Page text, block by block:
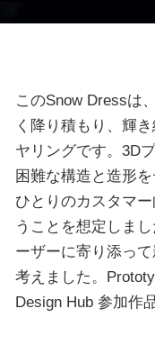
このSnow Dressは
く降り積もり、輝
ヤリングです。3D
困難な構造と造形
ひとりのカスタマ
うことを想定しま
ーザーに寄り添っ
考えました。
Design Hub 参加作品